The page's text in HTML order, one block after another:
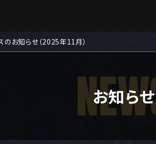
のお知らせ（2025年11月）
お知らせ